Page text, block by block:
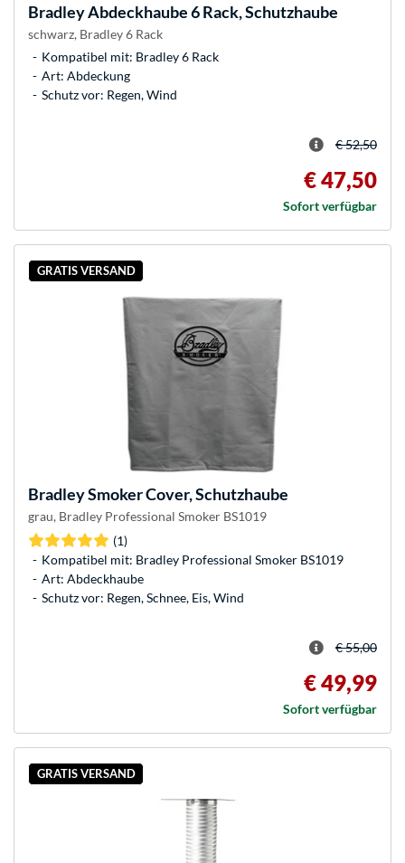
BradleyAbdeckhaube 6 Rack, Schutzhaube
schwarz, Bradley 6 Rack
Kompatibel mit: Bradley 6 Rack
Art: Abdeckung
Schutz vor: Regen, Wind
€ 52,50
€ 47,50
Sofort verfügbar
GRATIS VERSAND
BradleySmoker Cover, Schutzhaube
grau, Bradley Professional Smoker BS1019
(1)
Kompatibel mit: Bradley Professional Smoker BS1019
Art: Abdeckhaube
Schutz vor: Regen, Schnee, Eis, Wind
€ 55,00
€ 49,99
Sofort verfügbar
GRATIS VERSAND